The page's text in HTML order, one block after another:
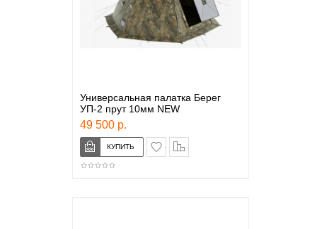
Универсальная палатка Берег
УП-2 прут 10мм NEW
49 500 р.
в закладки